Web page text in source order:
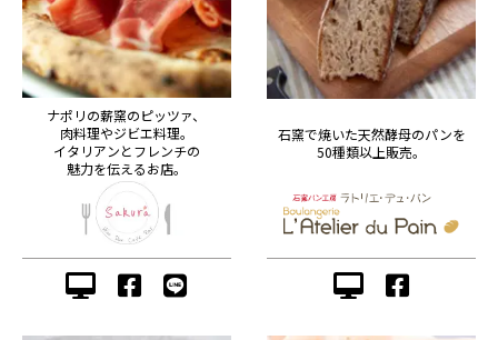
ナポリの薪窯のピッツァ、
肉料理やジビエ料理。
イタリアンとフレンチの
魅力を伝えるお店。
石窯で焼いた天然酵母のパンを
50種類以上販売。